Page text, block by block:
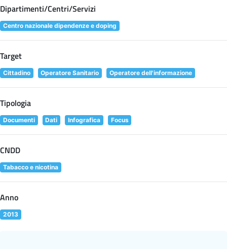
Dipartimenti/Centri/Servizi
Centro nazionale dipendenze e doping
Target
Cittadino Operatore Sanitario Operatore dell'informazione
Tipologia
Documenti Dati Infografica Focus
CNDD
Tabacco e nicotina
Anno
2013